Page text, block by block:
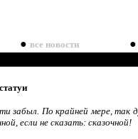
● все новости ●
По крайней мере, так
если не сказать: сказочной!